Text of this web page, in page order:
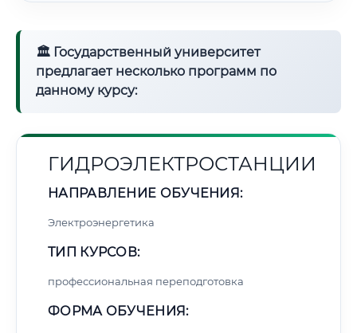
🏛 Государственный университет
предлагает несколько программ по
данному курсу:
ГИДРОЭЛЕКТРОСТАНЦИИ
НАПРАВЛЕНИЕ ОБУЧЕНИЯ:
Электроэнергетика
ТИП КУРСОВ:
профессиональная переподготовка
ФОРМА ОБУЧЕНИЯ: